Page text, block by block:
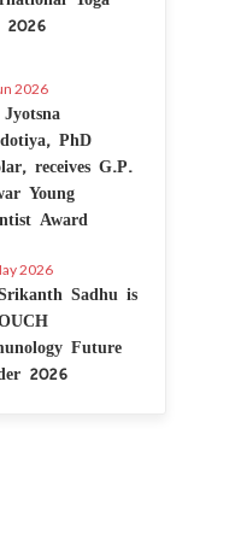
2026
2026
PhD
receives G.P.
Young
Award
2026
Sadhu is
Future
2026